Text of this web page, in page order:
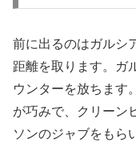
前に出るのはガルシ
距離を取ります。ガ
ウンターを放ちます
が巧みで、クリーン
ソンのジャブをもら